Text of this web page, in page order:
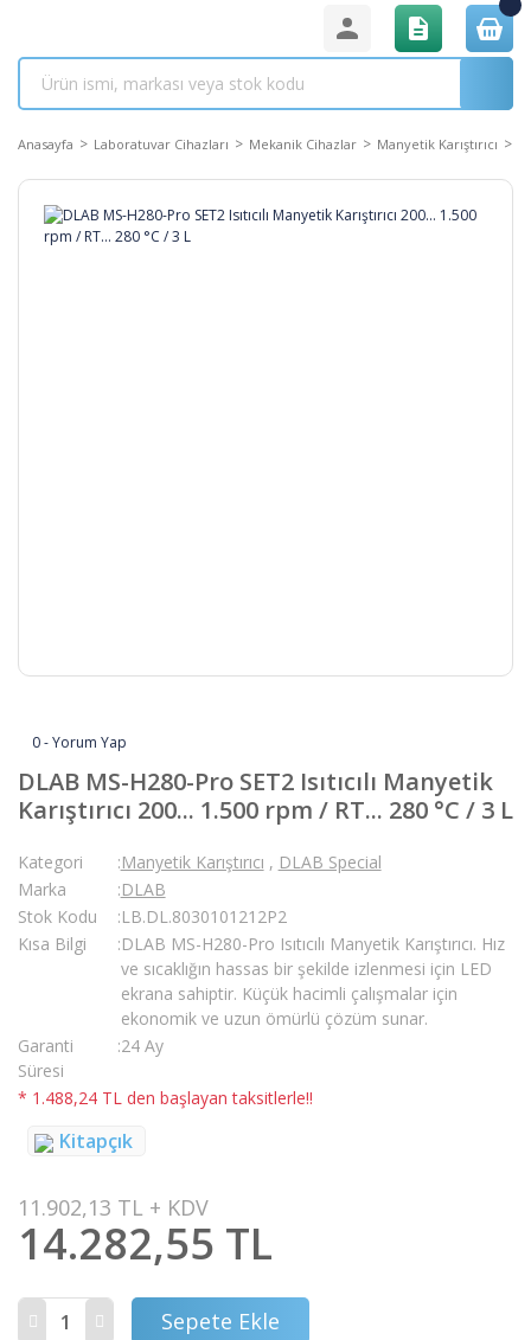
Anasayfa Laboratuvar Cihazları Mekanik Cihazlar Manyetik Karıştırıcı
0 - Yorum Yap
DLAB MS-H280-Pro SET2 Isıtıcılı Manyetik
Karıştırıcı 200... 1.500 rpm / RT... 280 °C / 3 L
Kategori Manyetik Karıştırıcı , DLAB Special
Marka
DLAB
Stok Kodu
LB.DL.8030101212P2
Kısa Bilgi
DLAB MS-H280-Pro Isıtıcılı Manyetik Karıştırıcı. Hız
ve sıcaklığın hassas bir şekilde izlenmesi için LED
ekrana sahiptir. Küçük hacimli çalışmalar için
ekonomik ve uzun ömürlü çözüm sunar.
Garanti
Süresi
24 Ay
* 1.488,24 TL den başlayan taksitlerle!!
Kitapçık
11.902,13 TL + KDV
14.282,55 TL
Sepete Ekle